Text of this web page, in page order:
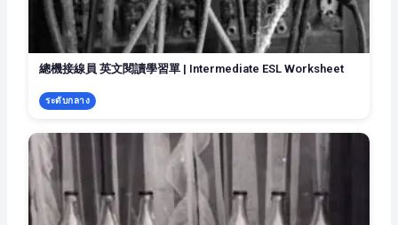
總機接線員 英文閱讀學習單 | Intermediate ESL Worksheet
ระดับกลาง